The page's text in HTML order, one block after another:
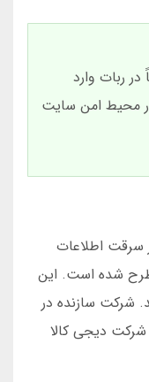
ربات وارد
محیط امن سایت
سرقت اطلاعات
شده است. این
شرکت سازنده در
از شرکت دیجی کالا